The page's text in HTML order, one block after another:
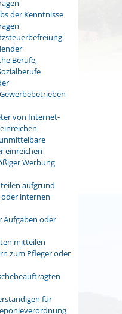
der Kenntnisse
Berufe,
von Internet-
einreichen
Werbung
aufgrund
internen
Aufgaben oder
mitteilen
zum Pfleger oder
für